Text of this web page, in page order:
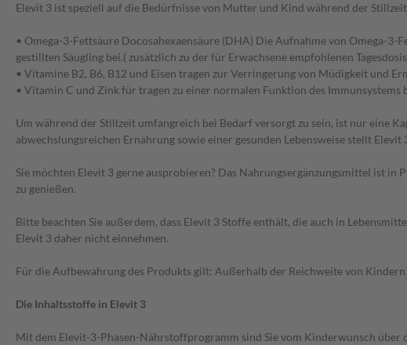
Elevit 3 ist speziell auf die Bedürfnisse von Mutter und Kind während der
• Omega-3-Fettsäure Docosahexaensäure (DHA) Die Aufnahme von Omega-
gestillten Säugling bei.( zusätzlich zu der für Erwachsene empfohlenen
• Vitamine B2, B6, B12 und Eisen tragen zur Verringerung von Müdigkeit und
• Vitamin C und Zink für tragen zu einer normalen Funktion des Immunsystems
Um während der Stillzeit umfangreich bei Bedarf versorgt zu sein, ist nur eine
abwechslungsreichen Ernährung sowie einer gesunden Lebensweise stellt
Sie möchten Elevit 3 gerne ausprobieren? Das Nahrungsergänzungsmittel ist
zu genießen.
Bitte beachten Sie außerdem, dass Elevit 3 Stoffe enthält, die auch in
Elevit 3 daher nicht einnehmen.
Für die Aufbewahrung des Produkts gilt: Außerhalb der Reichweite von
Die Inhaltsstoffe in Elevit 3
Mit dem Elevit-3-Phasen-Nährstoffprogramm sind Sie vom Kinderwunsch über